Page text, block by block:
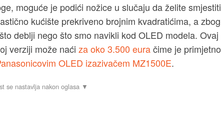
moguće je podići nožice u slučaju da želite smjestiti
kućište prekriveno brojnim kvadratićima, a zbog
deblji nego što smo navikli kod OLED modela. Ovaj
verziji može naći za oko 3.500 euračime je primjetno
OLED izazivačem MZ1500E.